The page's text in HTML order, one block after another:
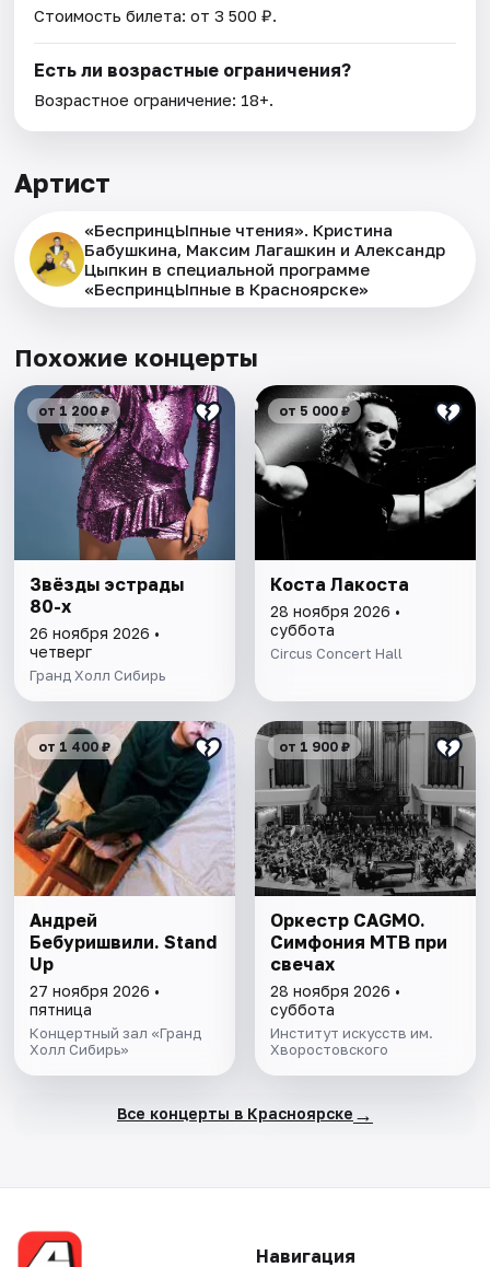
Стоимость билета: от 3 500 ₽.
Есть ли возрастные ограничения?
Возрастное ограничение: 18+.
Артист
«БеспринцЫпные чтения». Кристина
Бабушкина, Максим Лагашкин и Александр
Цыпкин в специальной программе
«БеспринцЫпные в Красноярске»
Похожие концерты
от 1 200 ₽
Звёзды эстрады
80-х
26 ноября 2026 •
четверг
Гранд Холл Сибирь
от 5 000 ₽
Коста Лакоста
28 ноября 2026 •
суббота
Circus Concert Hall
от 1 400 ₽
Андрей
Бебуришвили. Stand
Up
27 ноября 2026 •
пятница
Концертный зал «Гранд
Холл Сибирь»
от 1 900 ₽
Оркестр CAGMO.
Симфония МТВ при
свечах
28 ноября 2026 •
суббота
Институт искусств им.
Хворостовского
Все концерты в Красноярске →
Навигация